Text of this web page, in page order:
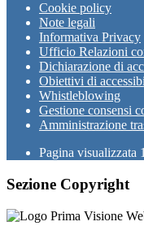
Cookie policy
Note legali
Informativa Privacy
Ufficio Relazioni
Dichiarazione di
Obiettivi di
Whistleblowing
Gestione consensi
Amministrazione
Pagina visualizzata
Sezione Copyright